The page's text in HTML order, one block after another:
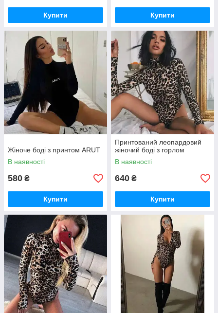
Купити Купити
Жіноче боді з принтом ARUT
В наявності
580 ₴
Купити
Принтований леопардовий
жіночий боді з горлом
В наявності
640 ₴
Купити